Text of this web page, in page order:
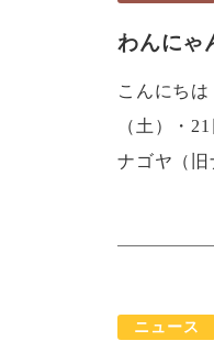
わんにゃ
こんにち
（土）・
ナゴヤ（
ニュース